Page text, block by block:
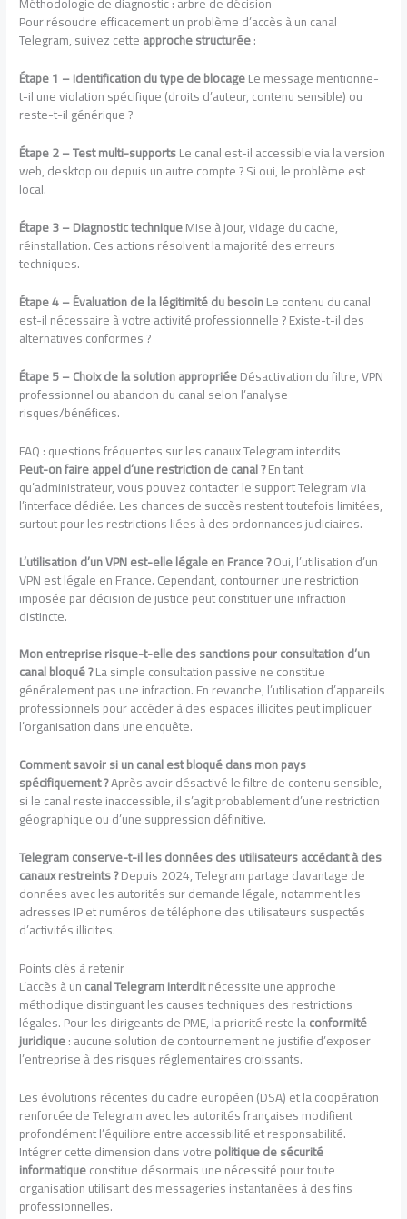
Pour résoudre efficacement un problème d’accès à un canal
Telegram, suivez cetteapproche structurée:
Étape 1 – Identification du type de blocageLe message mentionne-
t-il une violation spécifique (droits d’auteur, contenu sensible) ou
reste-t-il générique ?
Étape 2 – Test multi-supportsLe canal est-il accessible via la version
web, desktop ou depuis un autre compte ? Si oui, le problème est
local.
Étape 3 – Diagnostic techniqueMise à jour, vidage du cache,
réinstallation. Ces actions résolvent la majorité des erreurs
techniques.
Étape 4 – Évaluation de la légitimité du besoinLe contenu du canal
est-il nécessaire à votre activité professionnelle ? Existe-t-il des
alternatives conformes ?
Étape 5 – Choix de la solution appropriéeDésactivation du filtre, VPN
professionnel ou abandon du canal selon l’analyse
risques/bénéfices.
FAQ : questions fréquentes sur les canaux Telegram interdits
Peut-on faire appel d’une restriction de canal ?En tant
qu’administrateur, vous pouvez contacter le support Telegram via
l’interface dédiée. Les chances de succès restent toutefois limitées,
surtout pour les restrictions liées à des ordonnances judiciaires.
L’utilisation d’un VPN est-elle légale en France ?Oui, l’utilisation d’un
VPN est légale en France. Cependant, contourner une restriction
imposée par décision de justice peut constituer une infraction
distincte.
Mon entreprise risque-t-elle des sanctions pour consultation d’un
canal bloqué ?La simple consultation passive ne constitue
généralement pas une infraction. En revanche, l’utilisation d’appareils
professionnels pour accéder à des espaces illicites peut impliquer
l’organisation dans une enquête.
Comment savoir si un canal est bloqué dans mon pays
spécifiquement ?Après avoir désactivé le filtre de contenu sensible,
si le canal reste inaccessible, il s’agit probablement d’une restriction
géographique ou d’une suppression définitive.
Telegram conserve-t-il les données des utilisateurs accédant à des
canaux restreints ?Depuis 2024, Telegram partage davantage de
données avec les autorités sur demande légale, notamment les
adresses IP et numéros de téléphone des utilisateurs suspectés
d’activités illicites.
Points clés à retenir
L’accès à uncanal Telegram interditnécessite une approche
méthodique distinguant les causes techniques des restrictions
légales. Pour les dirigeants de PME, la priorité reste laconformité
juridique: aucune solution de contournement ne justifie d’exposer
l’entreprise à des risques réglementaires croissants.
Les évolutions récentes du cadre européen (DSA) et la coopération
renforcée de Telegram avec les autorités françaises modifient
profondément l’équilibre entre accessibilité et responsabilité.
Intégrer cette dimension dans votrepolitique de sécurité
informatiqueconstitue désormais une nécessité pour toute
organisation utilisant des messageries instantanées à des fins
professionnelles.